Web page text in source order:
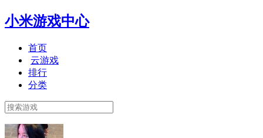
小米游戏中心
首页
云游戏
排行
分类